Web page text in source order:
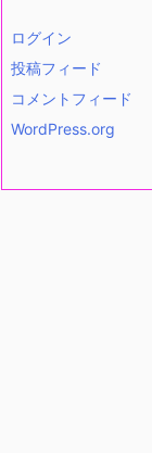
ログイン
投稿フィード
コメントフィード
WordPress.org